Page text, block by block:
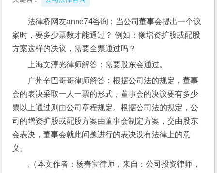
法律桥网友anne74咨询：当公司董事会提出一个议
案时，要多少票数才能通过？ 例如：像增资扩股或配股
方案这样的决议，需要全票通过吗？
上海文淳光律师解答：需要股东会通过。
广州辛巴哥哥律师解答：根据公司法的规定，董事
会的表决采取一人一票的形式，董事会的决议要有多少
票以上通过则由公司章程规定。根据公司法的规定，公
司的增资扩股或配股方案由董事会制定方案，交由股东
会表决，董事会就此问题进行的表决没有法律上的意
义。
,（本文作者：杨春宝律师，来自：公司投资律师，